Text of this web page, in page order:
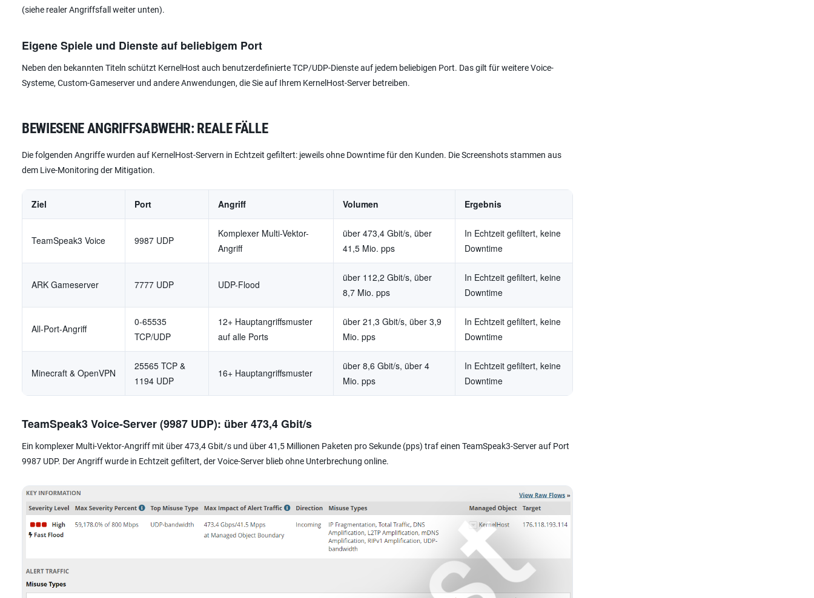
(siehe realer Angriffsfall weiter unten).
Eigene Spiele und Dienste auf beliebigem Port
Neben den bekannten Titeln schützt KernelHost auch benutzerdefinierte TCP/UDP-Dienste auf jedem beliebigen Port. Das gilt für weitere Voice-
Systeme, Custom-Gameserver und andere Anwendungen, die Sie auf Ihrem KernelHost-Server betreiben.
BEWIESENE ANGRIFFSABWEHR: REALE FÄLLE
Die folgenden Angriffe wurden auf KernelHost-Servern in Echtzeit gefiltert: jeweils ohne Downtime für den Kunden. Die Screenshots stammen aus
dem Live-Monitoring der Mitigation.
Ziel Port Angriff Volumen Ergebnis
TeamSpeak3 Voice 9987 UDP
Komplexer Multi-Vektor-
Angriff
über 473,4 Gbit/s, über
41,5 Mio. pps
In Echtzeit gefiltert, keine
Downtime
ARK Gameserver 7777 UDP UDP-Flood
über 112,2 Gbit/s, über
8,7 Mio. pps
In Echtzeit gefiltert, keine
Downtime
All-Port-Angriff
0-65535
TCP/UDP
12+ Hauptangriffsmuster
auf alle Ports
über 21,3 Gbit/s, über 3,9
Mio. pps
In Echtzeit gefiltert, keine
Downtime
Minecraft & OpenVPN
25565 TCP &
1194 UDP
16+ Hauptangriffsmuster
über 8,6 Gbit/s, über 4
Mio. pps
In Echtzeit gefiltert, keine
Downtime
TeamSpeak3 Voice-Server (9987 UDP): über 473,4 Gbit/s
Ein komplexer Multi-Vektor-Angriff mit über 473,4 Gbit/s und über 41,5 Millionen Paketen pro Sekunde (pps) traf einen TeamSpeak3-Server auf Port
9987 UDP. Der Angriff wurde in Echtzeit gefiltert, der Voice-Server blieb ohne Unterbrechung online.